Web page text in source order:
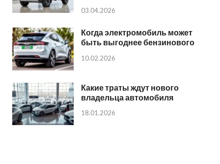
03.04.2026
Когда электромобиль может
быть выгоднее бензинового
10.02.2026
Какие траты ждут нового
владельца автомобиля
18.01.2026